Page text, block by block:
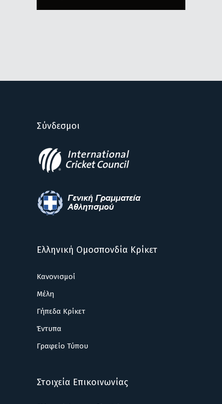
Σύνδεσμοι
Ελληνική Ομοσπονδία Κρίκετ
Κανονισμοί
Μέλη
Γήπεδα Κρίκετ
Έντυπα
Γραφείο Τύπου
Στοιχεία Επικοινωνίας